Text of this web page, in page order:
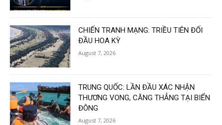
CHIẾN TRANH MẠNG: TRIỀU TIÊN ĐỐI
ĐẦU HOA KỲ
August 7, 2026
TRUNG QUỐC: LẦN ĐẦU XÁC NHẬN
THƯƠNG VONG, CĂNG THẲNG TẠI BIỂN
ĐÔNG
August 7, 2026